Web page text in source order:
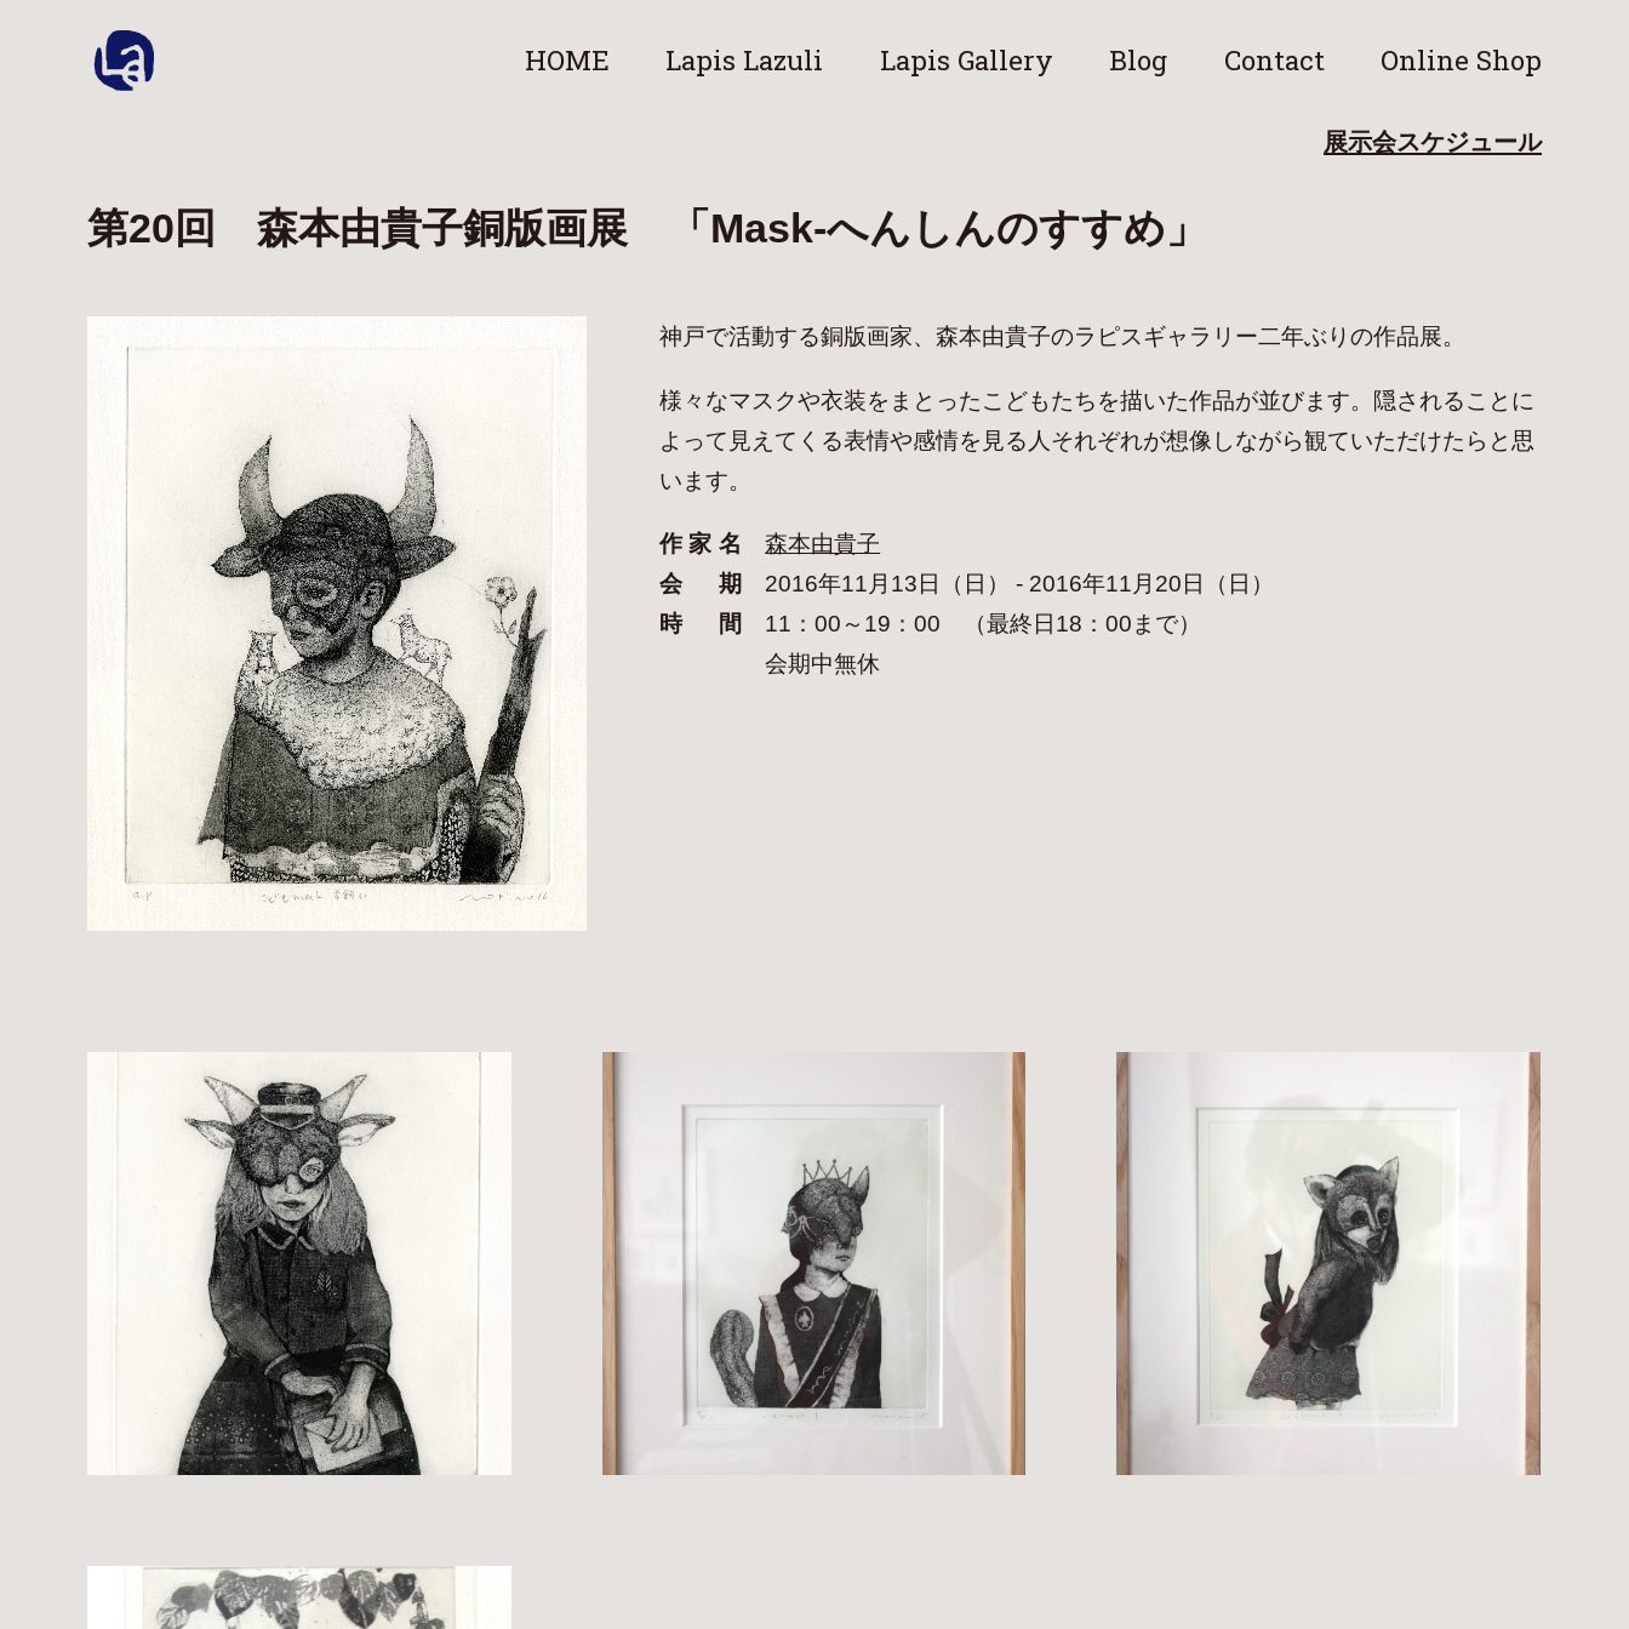
HOME Lapis Lazuli Lapis Gallery Blog Contact Online Shop
展示会スケジュール
第20回 森本由貴子銅版画展 「Mask-へんしんのすすめ」
神戸で活動する銅版画家、森本由貴子のラピスギャラリー二年ぶりの作品展。
様々なマスクや衣装をまとったこどもたちを描いた作品が並びます。隠されることに
よって見えてくる表情や感情を見る人それぞれが想像しながら観ていただけたらと思
います。
作家名
森本由貴子
会期
2016年11月13日（日） - 2016年11月20日（日）
時間
11：00～19：00 （最終日18：00まで）
会期中無休